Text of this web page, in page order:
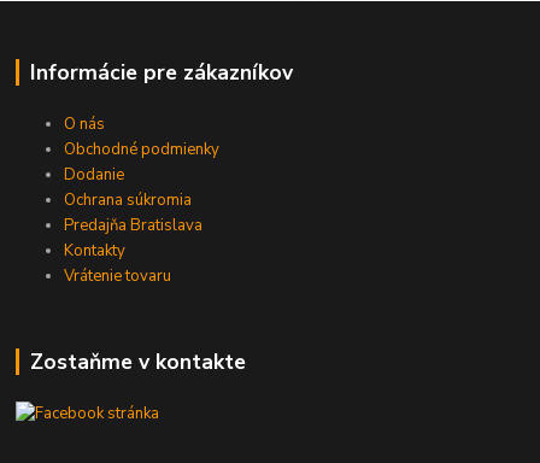
Informácie pre zákazníkov
O nás
Obchodné podmienky
Dodanie
Ochrana súkromia
Predajňa Bratislava
Kontakty
Vrátenie tovaru
Zostaňme v kontakte